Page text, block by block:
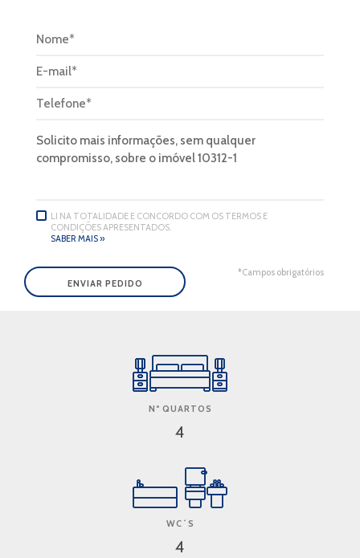
LI NA TOTALIDADE E CONCORDO COM OS TERMOS E
CONDIÇÕES APRESENTADOS.
SABER MAIS »
*Campos obrigatórios
Nº QUARTOS
4
WC´S
4